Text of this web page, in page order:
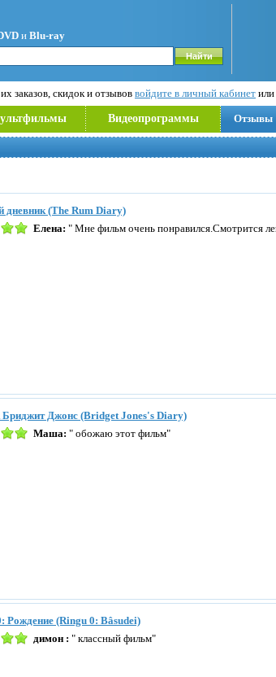
и Blu-ray
заказов, скидок и отзывов войдите в личный кабинет или
Видеопрограммы Отзывы
дневник (The Rum Diary)
Елена: " Мне фильм очень понравился.Смотрится
Бриджит Джонс (Bridget Jones's Diary)
Маша: " обожаю этот фильм"
Рождение (Ringu 0: Bâsudei)
димон : " классный фильм"